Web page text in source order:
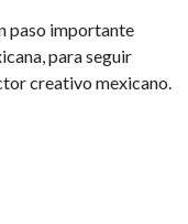
paso importante
para seguir
creativo mexicano.